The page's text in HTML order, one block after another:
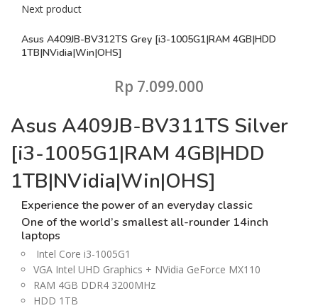
Next product
Asus A409JB-BV312TS Grey [i3-1005G1|RAM 4GB|HDD
1TB|NVidia|Win|OHS]
Rp 7.099.000
Asus A409JB-BV311TS Silver
[i3-1005G1|RAM 4GB|HDD
1TB|NVidia|Win|OHS]
Experience the power of an everyday classic
One of the world’s smallestall-rounder 14inch
laptops
Intel Core i3-1005G1
VGA Intel UHD Graphics + NVidia GeForce MX110
RAM 4GB DDR4 3200MHz
HDD 1TB